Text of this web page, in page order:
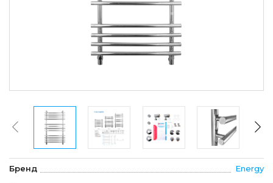
Бренд Energy